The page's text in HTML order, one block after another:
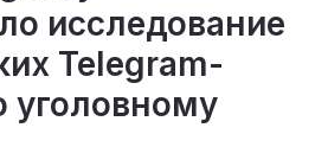
исследование
Telegram-
уголовному